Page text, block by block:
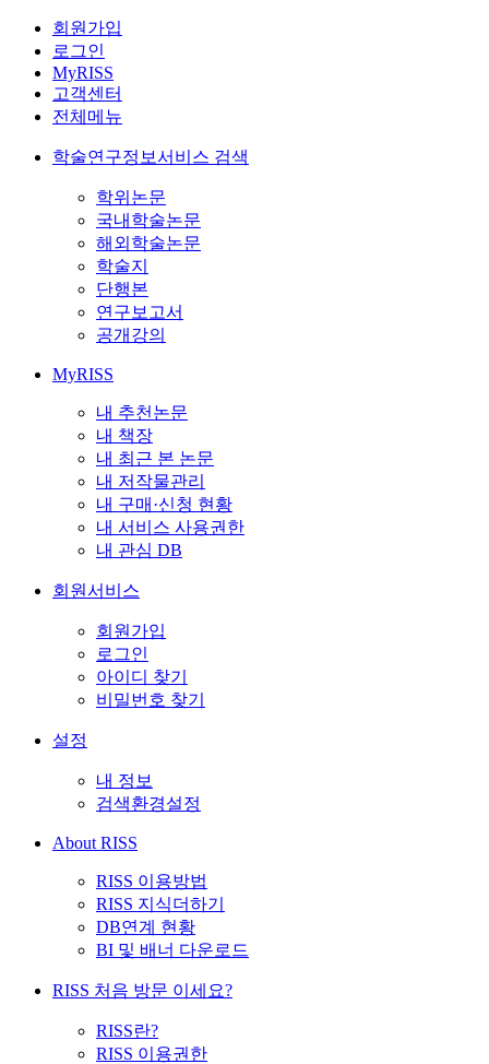
회원가입
로그인
MyRISS
고객센터
전체메뉴
학술연구정보서비스 검색
학위논문
국내학술논문
해외학술논문
학술지
단행본
연구보고서
공개강의
MyRISS
내 추천논문
내 책장
내 최근 본 논문
내 저작물관리
내 구매·신청 현황
내 서비스 사용권한
내 관심 DB
회원서비스
회원가입
로그인
아이디 찾기
비밀번호 찾기
설정
내 정보
검색환경설정
About RISS
RISS 이용방법
RISS 지식더하기
DB연계 현황
BI 및 배너 다운로드
RISS 처음 방문 이세요?
RISS란?
RISS 이용권한